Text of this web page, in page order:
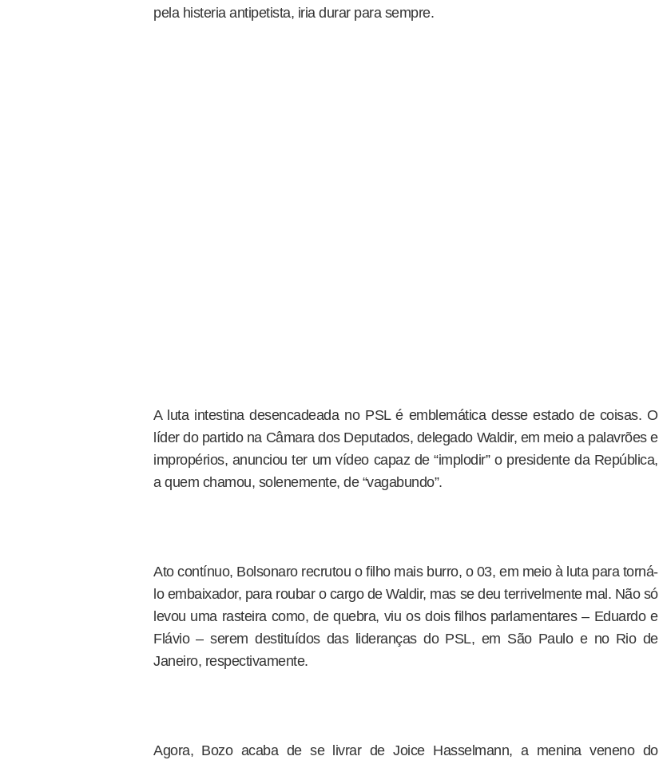
pela histeria antipetista, iria durar para sempre.
A luta intestina desencadeada no PSL é emblemática desse estado de coisas. O
líder do partido na Câmara dos Deputados, delegado Waldir, em meio a palavrões e
impropérios, anunciou ter um vídeo capaz de “implodir” o presidente da República,
a quem chamou, solenemente, de “vagabundo”.
Ato contínuo, Bolsonaro recrutou o filho mais burro, o 03, em meio à luta para torná-
lo embaixador, para roubar o cargo de Waldir, mas se deu terrivelmente mal. Não só
levou uma rasteira como, de quebra, viu os dois filhos parlamentares – Eduardo e
Flávio – serem destituídos das lideranças do PSL, em São Paulo e no Rio de
Janeiro, respectivamente.
Agora, Bozo acaba de se livrar de Joice Hasselmann, a menina veneno do